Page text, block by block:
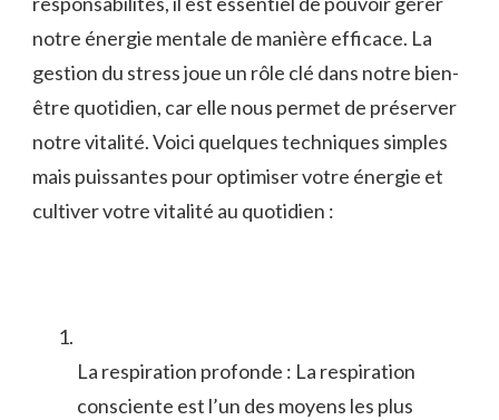
notre énergie mentale de manière efficace.‍ La
gestion du stress joue un rôle clé dans notre bien-
être quotidien, car ‍elle nous permet de préserver
notre ⁢vitalité. Voici ⁢quelques‌ techniques simples⁤
mais puissantes pour optimiser votre énergie et
cultiver votre vitalité au quotidien :
La respiration ‌profonde : La respiration
consciente est l’un des moyens les plus